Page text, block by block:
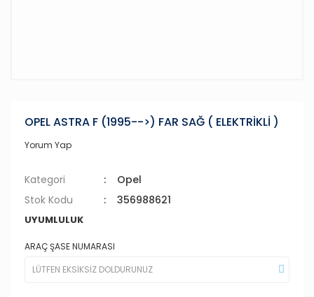
OPEL ASTRA F (1995-->) FAR SAĞ ( ELEKTRİKLİ )
Yorum Yap
Kategori
Opel
Stok Kodu
356988621
UYUMLULUK
ARAÇ ŞASE NUMARASI